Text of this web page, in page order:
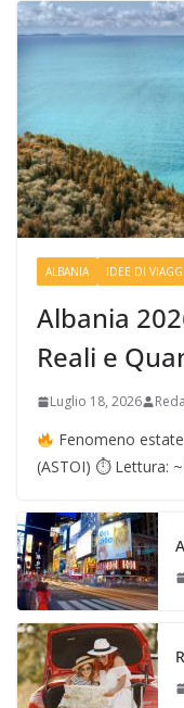
ALBANIA IDEE DI
Albania
Reali e
Luglio 18, 2026
Fenomeno
(ASTOI) ⏱ Lettura: